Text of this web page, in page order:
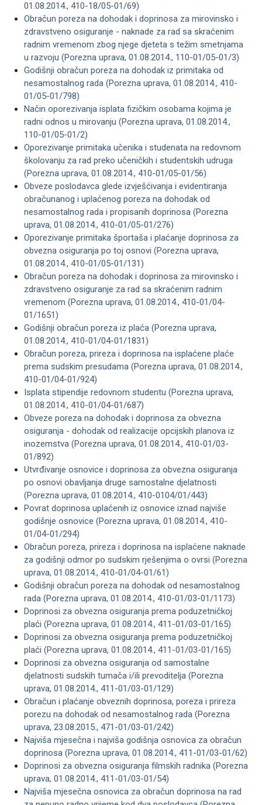
01.08.2014., 410-18/05-01/69)
Obračun poreza na dohodak i doprinosa za mirovinsko i
zdravstveno osiguranje - naknade za rad sa skraćenim
radnim vremenom zbog njege djeteta s težim smetnjama
u razvoju (Porezna uprava, 01.08.2014., 110-01/05-01/3)
Godišnji obračun poreza na dohodak iz primitaka od
nesamostalnog rada (Porezna uprava, 01.08.2014., 410-
01/05-01/798)
Način oporezivanja isplata fizičkim osobama kojima je
radni odnos u mirovanju (Porezna uprava, 01.08.2014.,
110-01/05-01/2)
Oporezivanje primitaka učenika i studenata na redovnom
školovanju za rad preko učeničkih i studentskih udruga
(Porezna uprava, 01.08.2014., 410-01/05-01/56)
Obveze poslodavca glede izvješćivanja i evidentiranja
obračunanog i uplaćenog poreza na dohodak od
nesamostalnog rada i propisanih doprinosa (Porezna
uprava, 01.08.2014., 410-01/05-01/276)
Oporezivanje primitaka športaša i plaćanje doprinosa za
obvezna osiguranja po toj osnovi (Porezna uprava,
01.08.2014., 410-01/05-01/131)
Obračun poreza na dohodak i doprinosa za mirovinsko i
zdravstveno osiguranje za rad sa skraćenim radnim
vremenom (Porezna uprava, 01.08.2014., 410-01/04-
01/1651)
Godišnji obračun poreza iz plaća (Porezna uprava,
01.08.2014., 410-01/04-01/1831)
Obračun poreza, prireza i doprinosa na isplaćene plaće
prema sudskim presudama (Porezna uprava, 01.08.2014.,
410-01/04-01/924)
Isplata stipendije redovnom studentu (Porezna uprava,
01.08.2014., 410-01/04-01/687)
Obveze poreza na dohodak i doprinosa za obvezna
osiguranja - dohodak od realizacije opcijskih planova iz
inozemstva (Porezna uprava, 01.08.2014., 410-01/03-
01/892)
Utvrđivanje osnovice i doprinosa za obvezna osiguranja
po osnovi obavljanja druge samostalne djelatnosti
(Porezna uprava, 01.08.2014., 410-0104/01/443)
Povrat doprinosa uplaćenih iz osnovice iznad najviše
godišnje osnovice (Porezna uprava, 01.08.2014., 410-
01/04-01/294)
Obračun poreza, prireza i doprinosa na isplaćene naknade
za godišnji odmor po sudskim rješenjima o ovrsi (Porezna
uprava, 01.08.2014., 410-01/04-01/61)
Godišnji obračun poreza na dohodak od nesamostalnog
rada (Porezna uprava, 01.08.2014., 410-01/03-01/1173)
Doprinosi za obvezna osiguranja prema poduzetničkoj
plaći (Porezna uprava, 01.08.2014., 411-01/03-01/165)
Doprinosi za obvezna osiguranja prema poduzetničkoj
plaći (Porezna uprava, 01.08.2014., 411-01/03-01/165)
Doprinosi za obvezna osiguranja od samostalne
djelatnosti sudskih tumača i/ili prevoditelja (Porezna
uprava, 01.08.2014., 411-01/03-01/129)
Obračun i plaćanje obveznih doprinosa, poreza i prireza
porezu na dohodak od nesamostalnog rada (Porezna
uprava, 23.08.2015., 471-01/03-01/242)
Najviša mjesečna i najviša godišnja osnovica za obračun
doprinosa (Porezna uprava, 01.08.2014., 411-01/03-01/62)
Doprinosi za obvezna osiguranja filmskih radnika (Porezna
uprava, 01.08.2014., 411-01/03-01/54)
Najviša mjesečna osnovica za obračun doprinosa na rad